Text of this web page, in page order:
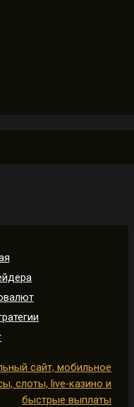
сайт, мобильное
слоты, live-казино и
быстрые выплаты